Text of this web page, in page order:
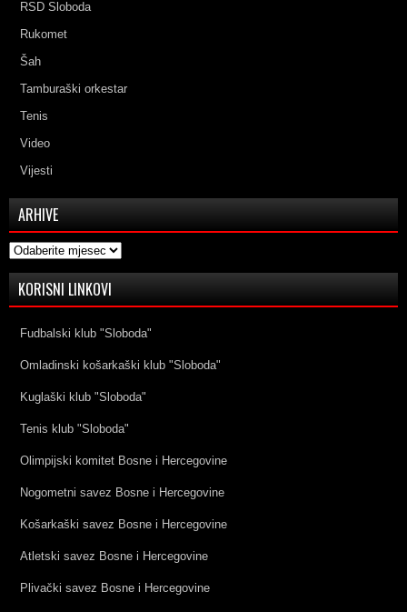
RSD Sloboda
Rukomet
Šah
Tamburaški orkestar
Tenis
Video
Vijesti
ARHIVE
Arhive
KORISNI LINKOVI
Fudbalski klub "Sloboda"
Omladinski košarkaški klub "Sloboda"
Kuglaški klub "Sloboda"
Tenis klub "Sloboda"
Olimpijski komitet Bosne i Hercegovine
Nogometni savez Bosne i Hercegovine
Košarkaški savez Bosne i Hercegovine
Atletski savez Bosne i Hercegovine
Plivački savez Bosne i Hercegovine